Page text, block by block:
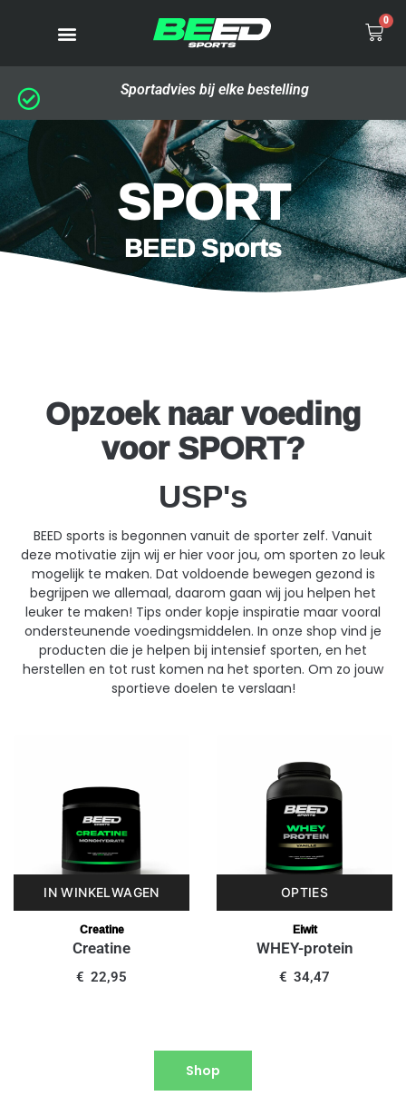
0
Sportadvies bij elke bestelling
SPORT
BEED Sports
Opzoek naar voeding
voor SPORT?
USP's
BEED sports is begonnen vanuit de sporter zelf. Vanuit
deze motivatie zijn wij er hier voor jou, om sporten zo leuk
mogelijk te maken. Dat voldoende bewegen gezond is
begrijpen we allemaal, daarom gaan wij jou helpen het
leuker te maken! Tips onder kopje inspiratie maar vooral
ondersteunende voedingsmiddelen. In onze shop vind je
producten die je helpen bij intensief sporten, en het
herstellen en tot rust komen na het sporten. Om zo jouw
sportieve doelen te verslaan!
IN WINKELWAGEN
Creatine
Creatine
€ 22,95
OPTIES
Eiwit
WHEY-protein
€ 34,47
Shop